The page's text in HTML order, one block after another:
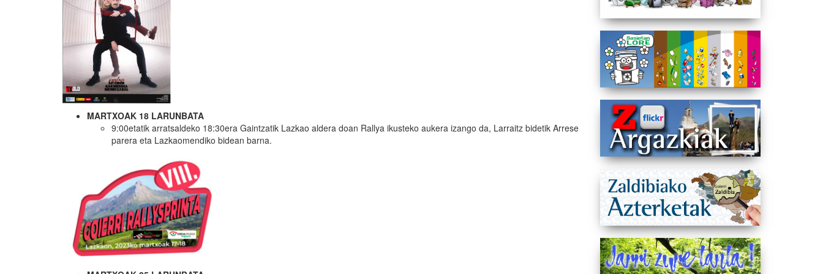
MARTXOAK 18 LARUNBATA
9:00etatik arratsaldeko 18:30era Gaintzatik Lazkao aldera doan Rallya ikusteko aukera izango da, Larraitz bidetik Arrese
parera eta Lazkaomendiko bidean barna.